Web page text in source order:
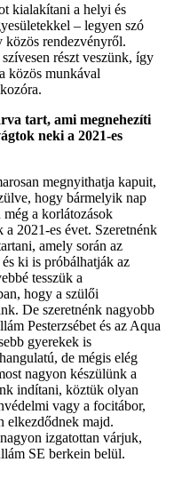
kialakítani a helyi és
– legyen szó
közös rendezvényről.
részt veszünk, így
közös munkával
tart, ami megnehezíti
neki a 2021-es
megnyithatja kapuit,
hogy bármelyik nap
a korlátozások
2021-es évet. Szeretnénk
amely során az
ki is próbálhatják az
tesszük a
hogy a szülői
De szeretnénk nagyobb
Pesterzsébet és az Aqua
gyerekek is
de mégis elég
nagyon készülünk a
indítani, köztük olyan
vagy a focitábor,
elkezdődnek majd.
izgatottan várjuk,
SE berkein belül.